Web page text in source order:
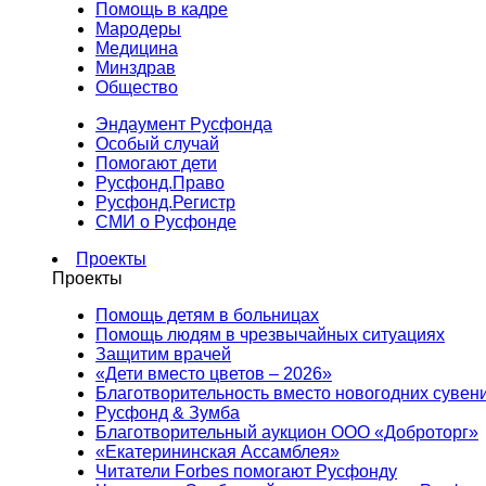
Помощь в кадре
Мародеры
Медицина
Минздрав
Общество
Эндаумент Русфонда
Особый случай
Помогают дети
Русфонд.Право
Русфонд.Регистр
СМИ о Русфонде
Проекты
Проекты
Помощь детям в больницах
Помощь людям в чрезвычайных ситуациях
Защитим врачей
«Дети вместо цветов – 2026»
Благотворительность вместо новогодних
Русфонд & Зумба
Благотворительный аукцион ООО «Доброторг»
«Екатерининская Ассамблея»
Читатели Forbes помогают Русфонду